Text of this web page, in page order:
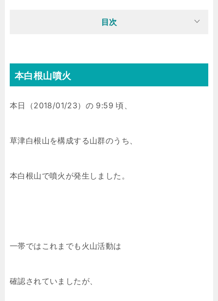
目次
本白根山噴火
本日（2018/01/23）の 9:59 頃、
草津白根山を構成する山群のうち、
本白根山で噴火が発生しました。
一帯ではこれまでも火山活動は
確認されていましたが、